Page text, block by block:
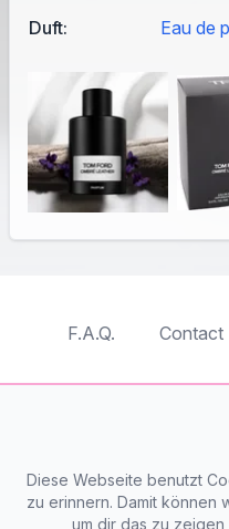
Duft:
Eau de
F.A.Q. Contact
Diese Webseite benutzt
zu erinnern. Damit können
um dir das zu